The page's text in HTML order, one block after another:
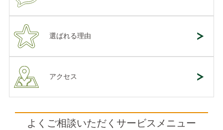
選ばれる理由
アクセス
よくご相談いただくサービスメニュー